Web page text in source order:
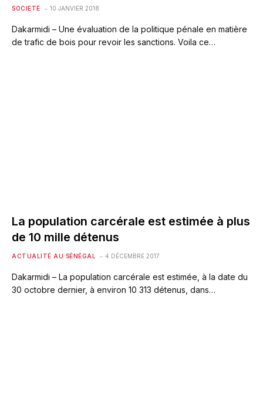
SOCIETÉ 10 JANVIER 2018
Dakarmidi – Une évaluation de la politique pénale en matière
de trafic de bois pour revoir les sanctions. Voila ce…
La population carcérale est estimée à plus
de 10 mille détenus
ACTUALITÉ AU SÉNÉGAL 4 DÉCEMBRE 2017
Dakarmidi – La population carcérale est estimée, à la date du
30 octobre dernier, à environ 10 313 détenus, dans…